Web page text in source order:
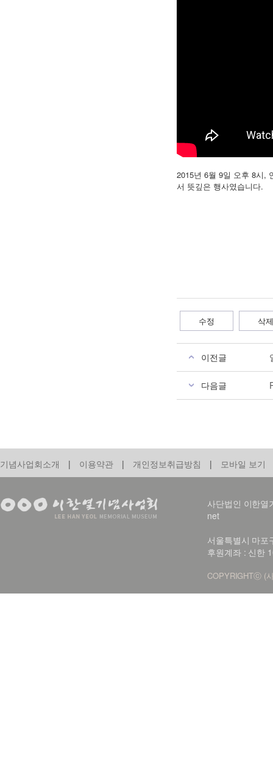
2015년 6월 9일 오후 8시,
서 뜻깊은 행사였습니다.
수정 삭제
이전글
다음글
기념사업회소개 | 이용약관 | 개인정보취급방침 | 모바일 보기
사단법인 이한
net
서울특별시 마
후원계좌 : 신한
COPYRIGHTⓒ (